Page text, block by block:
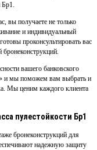
Бр1.
вы получаете не только
и индивидуальный
проконсультировать вас
вашего банковского
и мы поможем вам выбрать и
Мы ценим каждого клиента
пулестойкости Бр1
бронеконструкций для
надежную защиту